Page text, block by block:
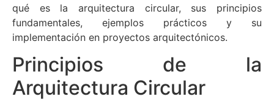
qué es la arquitectura circular, sus principios
fundamentales, ejemplos prácticos y su
implementación en proyectos arquitectónicos.
Principios de la
Arquitectura Circular